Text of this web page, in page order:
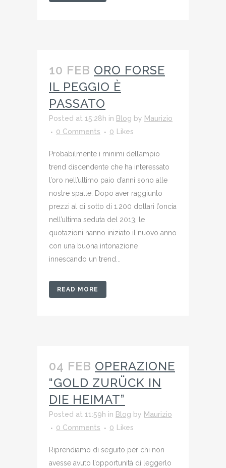
10 FEB ORO FORSE
IL PEGGIO È
PASSATO
Posted at 15:28h in Blog by Maurizio
0 Comments
0 Likes
Probabilmente i minimi dell’ampio
trend discendente che ha interessato
l’oro nell’ultimo paio d’anni sono alle
nostre spalle. Dopo aver raggiunto
prezzi al di sotto di 1.200 dollari l’oncia
nell’ultima seduta del 2013, le
quotazioni hanno iniziato il nuovo anno
con una buona intonazione
innescando un trend...
READ MORE
04 FEB OPERAZIONE
“GOLD ZURÜCK IN
DIE HEIMAT”
Posted at 11:59h in Blog by Maurizio
0 Comments
0 Likes
Riprendiamo di seguito per chi non
avesse avuto l’opportunità di leggerlo